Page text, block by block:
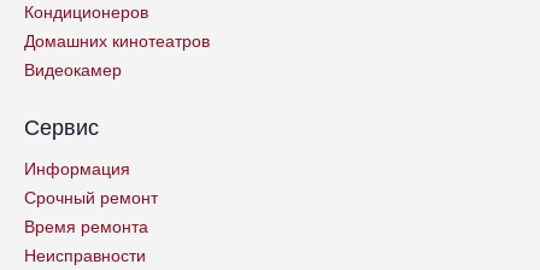
Кондиционеров
Домашних кинотеатров
Видеокамер
Сервис
Информация
Срочный ремонт
Время ремонта
Неисправности